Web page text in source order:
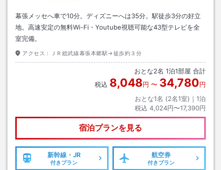
幕張メッセへ車で10分。ディズニーへは35分。駅徒歩3分の好立
地。高速安定の無料Wi-Fi・Youtube視聴可能な43型テレビを全
室完備。
アクセス： ＪＲ総武線幕張本郷駅→徒歩約３分
おとな2名 1泊1部屋 合計
税込 8,048円 〜 34,780円
おとな1名 (2名1室)｜ 1泊
税込 4,024円〜17,390円
宿泊プランを見る
新幹線・JR
付きプラン
航空券
付きプラン